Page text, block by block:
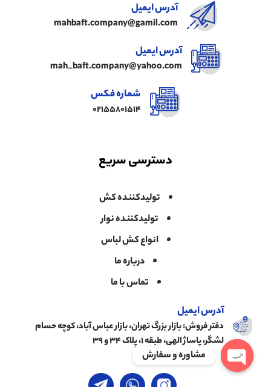
آدرس ایمیل
mahbaft.company@gamil.com
آدرس ایمیل
mah_baft.company@yahoo.com
شماره فکس
02155801514
دسترسی سریع
تولیدکننده کش
تولیدکننده نوار
انواع کش لباس
درباره ما
تماس با ما
آدرس ایمیل
دفتر فروش: بازار بزرگ تهران، بازار عباس آباد، کوچه حسام
لشگر، پاساژ الهی، طبقه ۱، پلاک ۳۴ و ۳۹
مشاوره و سفارش
Open chaty